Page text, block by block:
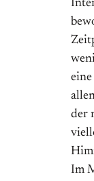
der
Im